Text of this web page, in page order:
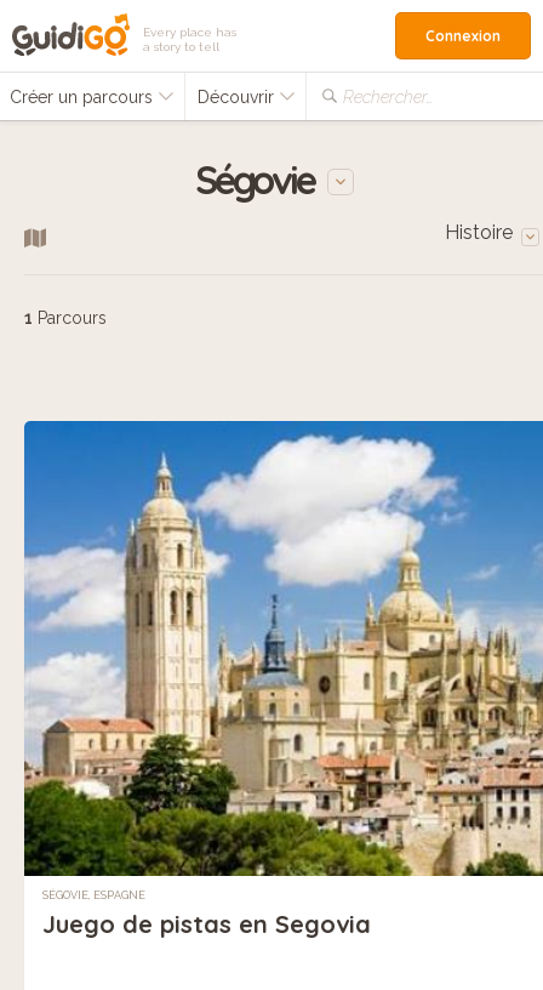
Every place has
a story to tell
Créer un parcours Découvrir Rechercher…
Connexion
Ségovie
Histoire
1 Parcours
SÉGOVIE, ESPAGNE
Juego de pistas en Segovia